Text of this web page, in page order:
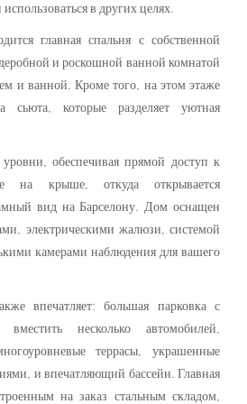
в других целях.
главная спальня с собственной
и роскошной ванной комнатой
и ванной. Кроме того, на этом этаже
сьюта, которые разделяет уютная
обеспечивая прямой доступ к
на крыше, откуда открывается
вид на Барселону. Дом оснащен
электрическими жалюзи, системой
камерами наблюдения для вашего
впечатляет: большая парковка с
несколько автомобилей,
террасы, украшенные
и впечатляющий бассейн. Главная
на заказ стальным складом,